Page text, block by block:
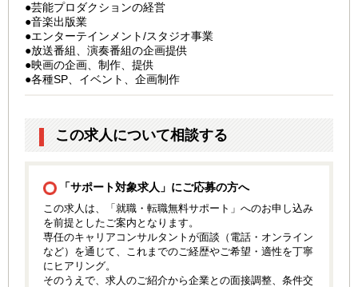
●芸能プロダクションの経営
●⾳楽出版業
●エンターテインメント/スタジオ事業
●放送番組、演奏番組の企画提供
●映画の企画、制作、提供
●各種SP、イベント、企画制作
この求人について相談する
「サポート対象求人」にご応募の方へ
この求人は、「就職・転職無料サポート」へのお申し込み
を前提としたご案内となります。
専任のキャリアコンサルタントが面談（電話・オンライン
など）を通じて、これまでのご経歴やご希望・適性を丁寧
にヒアリング。
そのうえで、求人のご紹介から企業との面接調整、条件交